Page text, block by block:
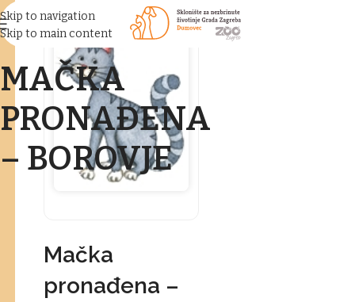
Skip to navigation
Skip to main content
MAČKA
PRONAĐENA
– BOROVJE
Mačka
pronađena –